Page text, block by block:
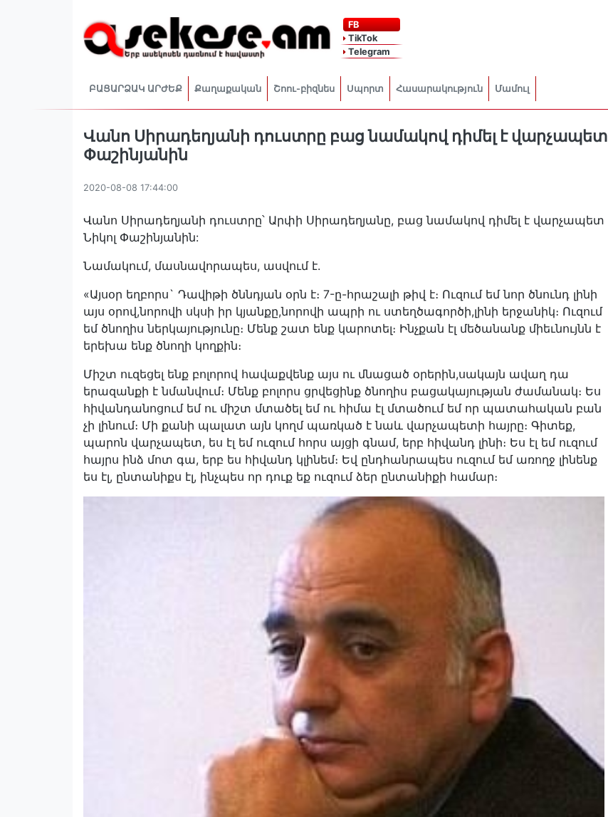
FB
TikTok
Telegram
ԲԱՑԱՐՁԱԿ ԱՐԺԵՔ Քաղաքական Շոու-բիզնես Սպորտ Հասարակություն Մամուլ
Վանո Սիրադեղյանի դուստրը բաց նամակով դիմել է վարչապետ
Փաշինյանին
2020-08-08 17:44:00
Վանո Սիրադեղյանի դուստրը՝ Արփի Սիրադեղյանը, բաց նամակով դիմել է վարչապետ
Նիկոլ Փաշինյանին:
Նամակում, մասնավորապես, ասվում է.
«Այսօր եղբորս` Դավիթի ծննդյան օրն է։ 7-ը-հրաշալի թիվ է։ Ուզում եմ նոր ծնունդ լինի
այս օրով,նորովի սկսի իր կյանքը,նորովի ապրի ու ստեղծագործի,լինի երջանիկ։ Ուզում
եմ ծնողիս ներկայությունը։ Մենք շատ ենք կարոտել։ Ինչքան էլ մեծանանք միեւնույնն է
երեխա ենք ծնողի կողքին։
Միշտ ուզեցել ենք բոլորով հավաքվենք այս ու մնացած օրերին,սակայն ավաղ դա
երազանքի է նմանվում։ Մենք բոլորս ցրվեցինք ծնողիս բացակայության ժամանակ։ Ես
հիվանդանոցում եմ ու միշտ մտածել եմ ու հիմա էլ մտածում եմ որ պատահական բան
չի լինում։ Մի քանի պալատ այն կողմ պառկած է նաև վարչապետի հայրը։ Գիտեք,
պարոն վարչապետ, ես էլ եմ ուզում հորս այցի գնամ, երբ հիվանդ լինի։ Ես էլ եմ ուզում
հայրս ինձ մոտ գա, երբ ես հիվանդ կլինեմ։ Եվ ընդհանրապես ուզում եմ առողջ լինենք
ես էլ, ընտանիքս էլ, ինչպես որ դուք եք ուզում ձեր ընտանիքի համար։